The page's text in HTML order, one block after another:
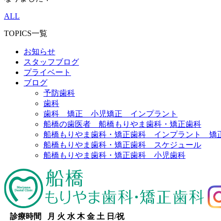
ALL
TOPICS一覧
お知らせ
スタッフブログ
プライベート
ブログ
予防歯科
歯科
歯科 矯正 小児矯正 インプラント
船橋の歯医者 船橋もりやま歯科・矯正歯科
船橋もりやま歯科・矯正歯科 インプラント 矯
船橋もりやま歯科・矯正歯科 スケジュール
船橋もりやま歯科・矯正歯科 小児歯科
診療時間 月 火 水 木 金 土 日/祝